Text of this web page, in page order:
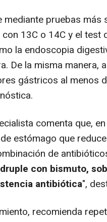
pruebas más
13C o 14C y el test
la endoscopia
De la misma manera,
gástricos al menos
comenta que,
estómago que
de
con bismuto,
antibiótica",
recomienda